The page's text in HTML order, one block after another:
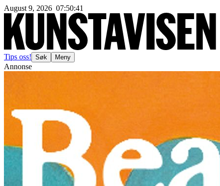
August 9, 2026 07:50:44
Tips oss! Søk Meny
Annonse